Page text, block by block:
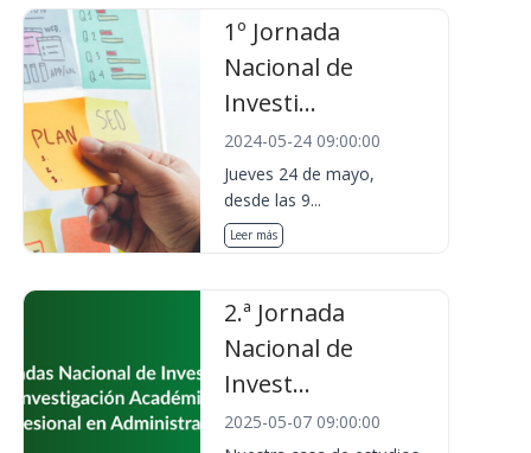
1º Jornada
Nacional de
Investi...
2024-05-24 09:00:00
Jueves 24 de mayo,
desde las 9...
Leer más
2.ª Jornada
Nacional de
Invest...
2025-05-07 09:00:00